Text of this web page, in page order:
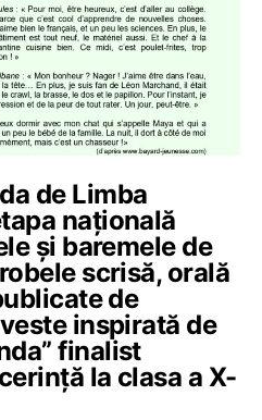
de Limba
națională
și baremele de
scrisă, orală
de
inspirată de
finalist
la clasa a X-